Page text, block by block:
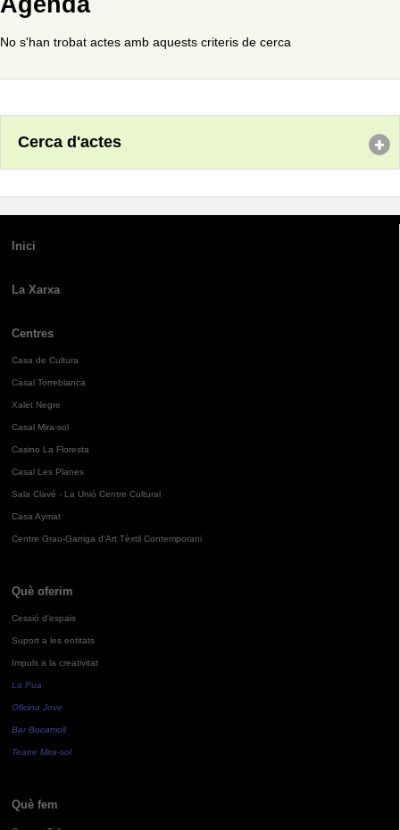
No s'han trobat actes amb aquests criteris de cerca
Cerca d'actes
Inici
La Xarxa
Centres
Casa de Cultura
Casal Torreblanca
Xalet Negre
Casal Mira-sol
Casino La Floresta
Casal Les Planes
Sala Clavé - La Unió Centre Cultural
Casa Aymat
Centre Grau-Garriga d'Art Tèxtil Contemporani
Què oferim
Cessió d'espais
Suport a les entitats
Impuls a la creativitat
La Pua
Oficina Jove
Bar Bocamoll
Teatre Mira-sol
Què fem